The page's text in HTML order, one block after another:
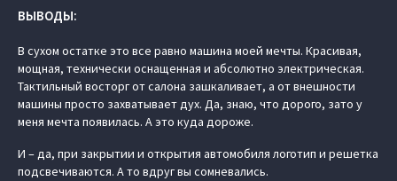
ВЫВОДЫ:
В сухом остатке это все равно машина моей мечты. Красивая,
мощная, технически оснащенная и абсолютно электрическая.
Тактильный восторг от салона зашкаливает, а от внешности
машины просто захватывает дух. Да, знаю, что дорого, зато у
меня мечта появилась. А это куда дороже.
И – да, при закрытии и открытия автомобиля логотип и решетка
подсвечиваются. А то вдруг вы сомневались.